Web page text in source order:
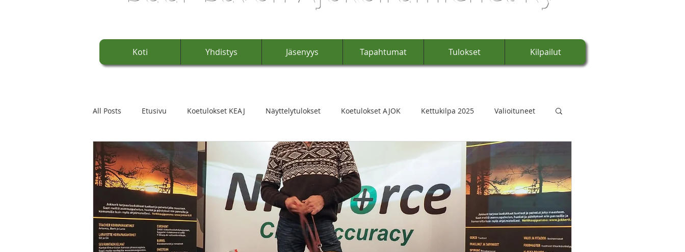
Koti Yhdistys Jäsenyys Tapahtumat Tulokset Kilpailut
All Posts Etusivu Koetulokset KEAJ Näyttelytulokset Koetulokset AJOK Kettukilpa 2025 Valioituneet
Palkittuja